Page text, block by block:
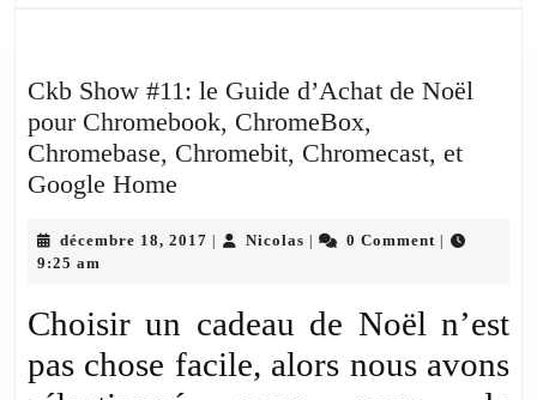
Ckb Show #11: le Guide d’Achat de Noël
pour Chromebook, ChromeBox,
Chromebase, Chromebit, Chromecast, et
Google Home
#11:
Guide
d’Achat
de
décembre 18, 2017 décembre
NicolasNicolas0 Comment
9:25 am
Choisir un cadeau de Noël n’est
pas chose facile, alors nous avons